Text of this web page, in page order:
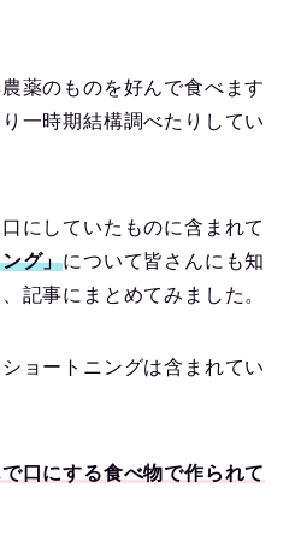
薬のものを好んで食べます
一時期結構調べたりしてい
にしていたものに含まれて
グ」について皆さんにも知
記事にまとめてみました。
ョートニングは含まれてい
口にする食べ物で作られて